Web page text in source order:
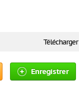
Enregistrer